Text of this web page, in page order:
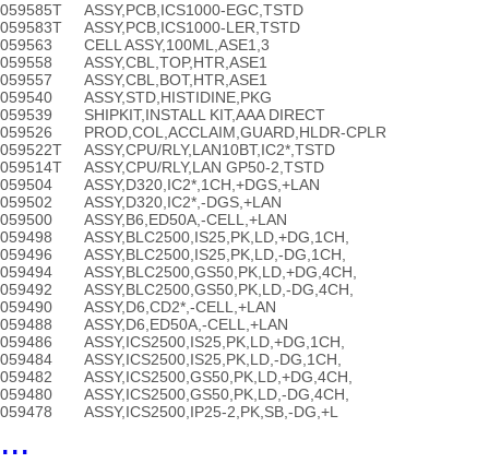
059585T
ASSY,PCB,ICS1000-EGC,TSTD
059583T
ASSY,PCB,ICS1000-LER,TSTD
059563
CELL ASSY,100ML,ASE1,3
059558
ASSY,CBL,TOP,HTR,ASE1
059557
ASSY,CBL,BOT,HTR,ASE1
059540
ASSY,STD,HISTIDINE,PKG
059539
SHIPKIT,INSTALL KIT,AAA DIRECT
059526
PROD,COL,ACCLAIM,GUARD,HLDR-CPLR
059522T
ASSY,CPU/RLY,LAN10BT,IC2*,TSTD
059514T
ASSY,CPU/RLY,LAN GP50-2,TSTD
059504
ASSY,D320,IC2*,1CH,+DGS,+LAN
059502
ASSY,D320,IC2*,-DGS,+LAN
059500
ASSY,B6,ED50A,-CELL,+LAN
059498
ASSY,BLC2500,IS25,PK,LD,+DG,1CH,
059496
ASSY,BLC2500,IS25,PK,LD,-DG,1CH,
059494
ASSY,BLC2500,GS50,PK,LD,+DG,4CH,
059492
ASSY,BLC2500,GS50,PK,LD,-DG,4CH,
059490
ASSY,D6,CD2*,-CELL,+LAN
059488
ASSY,D6,ED50A,-CELL,+LAN
059486
ASSY,ICS2500,IS25,PK,LD,+DG,1CH,
059484
ASSY,ICS2500,IS25,PK,LD,-DG,1CH,
059482
ASSY,ICS2500,GS50,PK,LD,+DG,4CH,
059480
ASSY,ICS2500,GS50,PK,LD,-DG,4CH,
059478
ASSY,ICS2500,IP25-2,PK,SB,-DG,+L
...